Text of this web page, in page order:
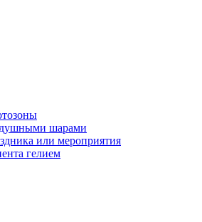
шарами
или мероприятия
гелием